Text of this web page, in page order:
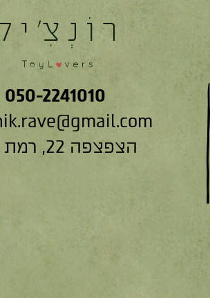
050-2241010
הצפצפה 22, רמת ישי